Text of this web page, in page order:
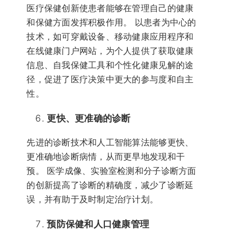
医疗保健创新使患者能够在管理自己的健康
和保健方面发挥积极作用。 以患者为中心的
技术，如可穿戴设备、移动健康应用程序和
在线健康门户网站，为个人提供了获取健康
信息、自我保健工具和个性化健康见解的途
径，促进了医疗决策中更大的参与度和自主
性。
更快、更准确的诊断
先进的诊断技术和人工智能算法能够更快、
更准确地诊断病情，从而更早地发现和干
预。 医学成像、实验室检测和分子诊断方面
的创新提高了诊断的精确度，减少了诊断延
误，并有助于及时制定治疗计划。
预防保健和人口健康管理